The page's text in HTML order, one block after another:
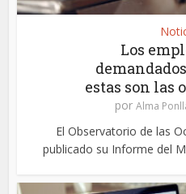
Los
estas son las
por Alma
El Observatorio de las
publicado su Informe del